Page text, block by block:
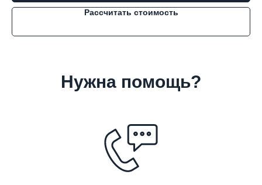
Рассчитать стоимость
Нужна помощь?